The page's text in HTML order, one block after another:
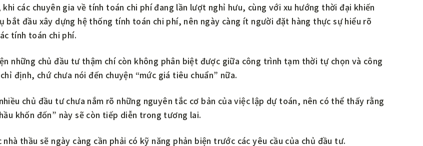
khi các chuyên gia về tính toán chi phí đang lần lượt nghỉ hưu, cùng với xu hướng thời đại khiến
bắt đầu xây dựng hệ thống tính toán chi phí, nên ngày càng ít người đặt hàng thực sự hiểu rõ
tính toán chi phí.
những chủ đầu tư thậm chí còn không phân biệt được giữa công trình tạm thời tự chọn và công
định, chứ chưa nói đến chuyện “mức giá tiêu chuẩn” nữa.
chủ đầu tư chưa nắm rõ những nguyên tắc cơ bản của việc lập dự toán, nên có thể thấy rằng
khốn đốn” này sẽ còn tiếp diễn trong tương lai.
thầu sẽ ngày càng cần phải có kỹ năng phản biện trước các yêu cầu của chủ đầu tư.